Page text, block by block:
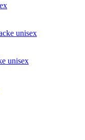
unisex